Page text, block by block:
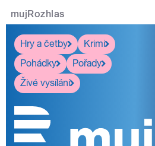
mujRozhlas
Hry a četby
Krimi
Pohádky
Pořady
Živé vysílání